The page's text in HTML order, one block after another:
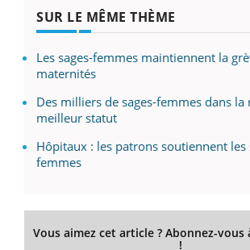
SUR LE MÊME THÈME
Les sages-femmes maintiennent la
maternités
Des milliers de sages-femmes dans
meilleur statut
Hôpitaux : les patrons soutiennent les
femmes
Vous aimez cet article ? Abonnez-
!